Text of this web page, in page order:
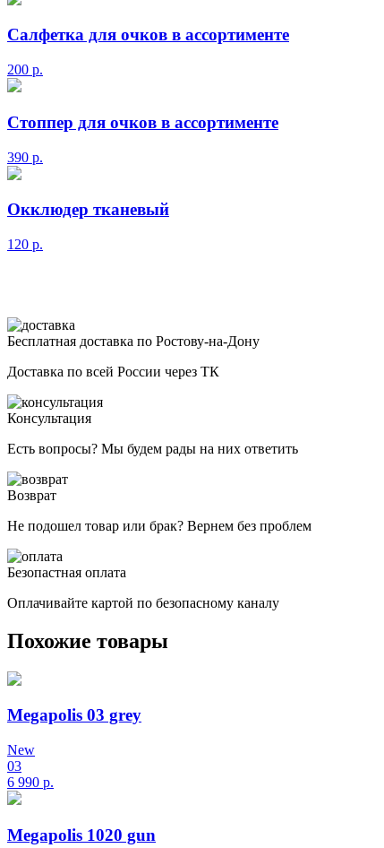
Салфетка для очков в ассортименте
200 р.
Стоппер для очков в ассортименте
390 р.
Окклюдер тканевый
120 р.
Бесплатная доставка по Ростову-на-Дону
Доставка по всей России через ТК
Консультация
Есть вопросы? Мы будем рады на них ответить
Возврат
Не подошел товар или брак? Вернем без проблем
Безопастная оплата
Оплачивайте картой по безопасному каналу
Похожие товары
Megapolis 03 grey
New
03
6 990 р.
Megapolis 1020 gun